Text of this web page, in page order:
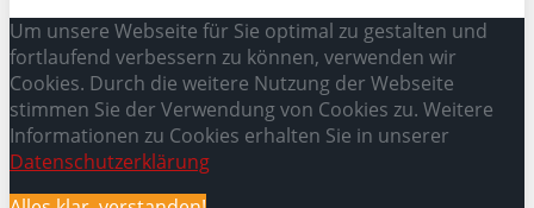
Um unsere Webseite für Sie optimal zu gestalten und
fortlaufend verbessern zu können, verwenden wir
Cookies. Durch die weitere Nutzung der Webseite
stimmen Sie der Verwendung von Cookies zu. Weitere
Informationen zu Cookies erhalten Sie in unserer
Datenschutzerklärung